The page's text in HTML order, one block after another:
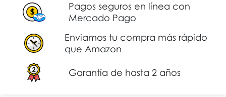
Pagos seguros en línea con
Mercado Pago
Enviamos tu compra más rápido
que Amazon
Garantía de hasta 2 años